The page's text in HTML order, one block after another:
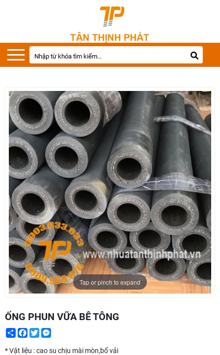
Tap or pinch to expand
ỐNG PHUN VỮA BÊ TÔNG
ShareFacebook
Twitter
* Vật liệu : cao su chịu mài mòn,bố vải